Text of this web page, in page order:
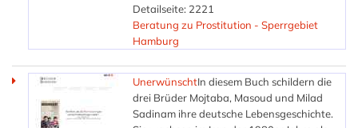
Detailseite: 2221
Beratung zu Prostitution - Sperrgebiet
Hamburg
UnerwünschtIn diesem Buch schildern die
drei Brüder Mojtaba, Masoud und Milad
Sadinam ihre deutsche Lebensgeschichte.